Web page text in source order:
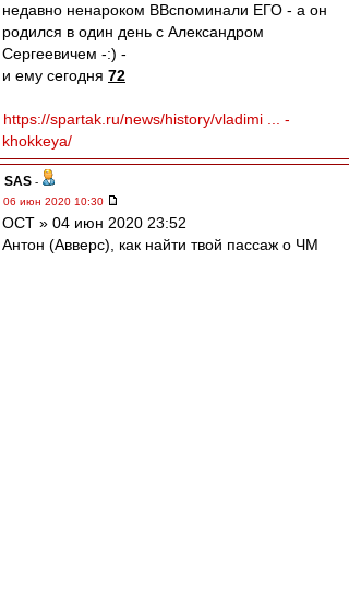
недавно ненароком ВВспоминали ЕГО - а он
родился в один день с Александром
Сергеевичем -:) -
и ему сегодня 72
https://spartak.ru/news/history/vladimi ... -
khokkeya/
SAS -
06 июн 2020 10:30
ОСТ » 04 июн 2020 23:52
Антон (Авверс), как найти твой пассаж о ЧМ